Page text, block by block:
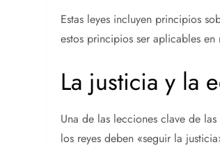
Estas leyes incluyen principios
estos principios ser aplicables
La justicia y la
Una de las lecciones clave de
los reyes deben «seguir la